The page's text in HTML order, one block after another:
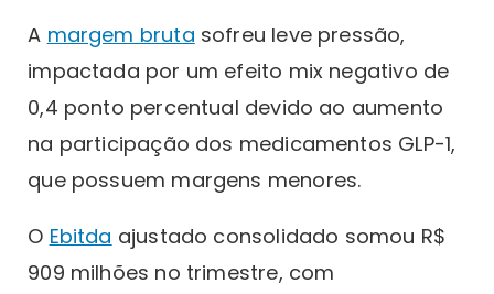
A margem bruta sofreu leve pressão,
impactada por um efeito mix negativo de
0,4 ponto percentual devido ao aumento
na participação dos medicamentos GLP-1,
que possuem margens menores.
O Ebitda ajustado consolidado somou R$
909 milhões no trimestre, com